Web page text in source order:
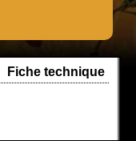
Fiche technique